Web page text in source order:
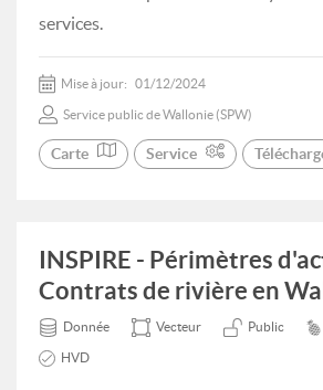
services.
Mise à jour: 01/12/2024
Service public de Wallonie (SPW)
Carte Service
INSPIRE - Périmètres
Contrats de rivière en
Donnée Vecteur Public
HVD